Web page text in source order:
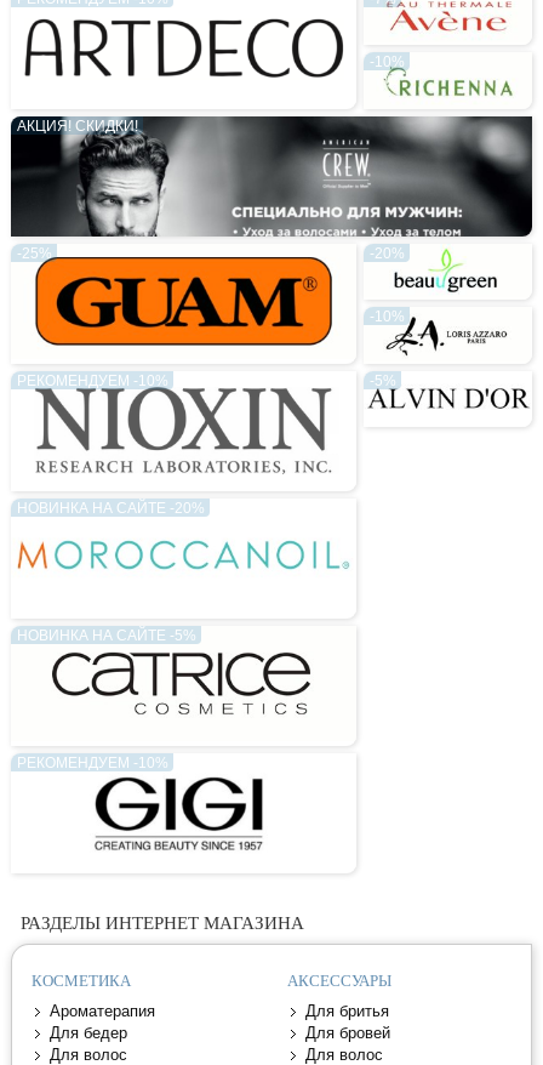
АКЦИЯ! СКИДКИ!
-25%
РЕКОМЕНДУЕМ -10%
-10%
НОВИНКА НА САЙТЕ -20%
НОВИНКА НА САЙТЕ -5%
РЕКОМЕНДУЕМ -10%
-20%
-10%
-5%
РАЗДЕЛЫ ИНТЕРНЕТ МАГАЗИНА
КОСМЕТИКА
Ароматерапия
Для бедер
Для волос
АКСЕССУАРЫ
Для бритья
Для бровей
Для волос